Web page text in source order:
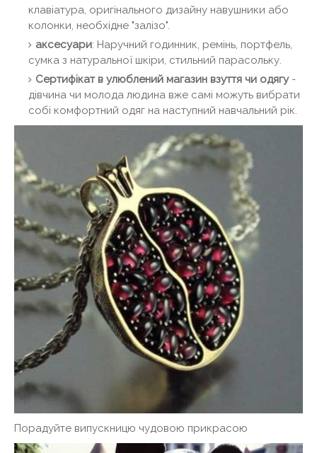
клавіатура, оригінального дизайну навушники або
колонки, необхідне "залізо".
аксесуари: Наручний годинник, ремінь, портфель,
сумка з натуральної шкіри, стильний парасольку.
Сертифікат в улюблений магазин взуття чи одягу-
дівчина чи молода людина вже самі можуть вибрати
собі комфортний одяг на наступний навчальний рік.
Порадуйте випускницю чудовою прикрасою